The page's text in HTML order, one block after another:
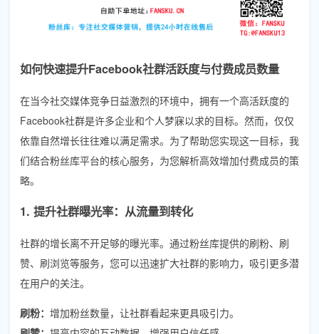
如何快速提升Facebook社群活跃度与付费成员数量
在当今社交媒体竞争日益激烈的环境中，拥有一个高活跃度的
Facebook社群是许多企业和个人梦寐以求的目标。然而，仅仅
依靠自然增长往往难以满足需求。为了帮助您实现这一目标，我
们结合粉丝库平台的核心服务，为您解析高效增加付费成员的策
略。
1. 提升社群曝光率：从流量到转化
社群的增长离不开足够的曝光率。通过粉丝库提供的刷粉、刷
赞、刷浏览等服务，您可以迅速扩大社群的影响力，吸引更多潜
在用户的关注。
刷粉： 增加粉丝数量，让社群看起来更具吸引力。